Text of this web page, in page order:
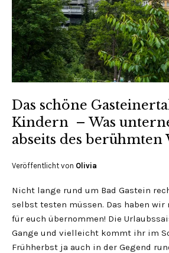
Das schöne
Kindern – Was
abseits des berühmten
Veröffentlicht von Olivia
Nicht lange rund um Bad Gastein
selbst testen müssen. Das haben wir
für euch übernommen! Die
Gange und vielleicht kommt ihr im
Frühherbst ja auch in der Gegend